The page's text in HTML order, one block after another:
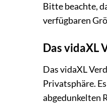
Bitte beachte,
verfügbaren
Das vidaXL
Das vidaXL
Privatsphäre.
abgedunkelten